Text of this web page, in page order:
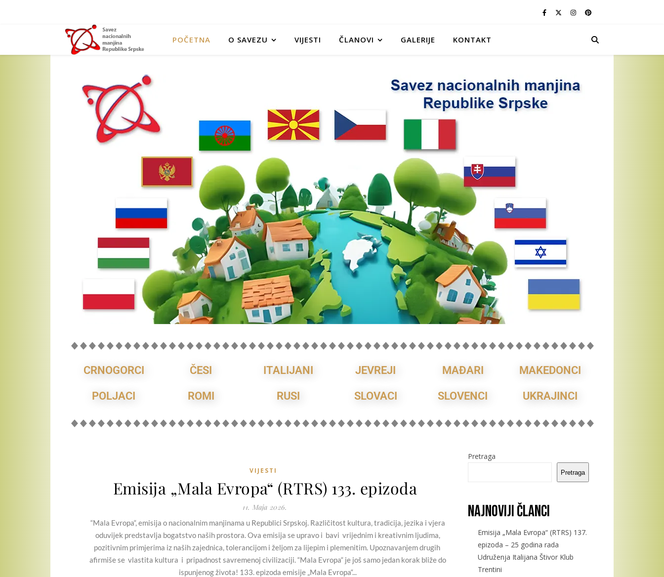
POČETNA O SAVEZU VIJESTI ČLANOVI GALERIJE KONTAKT
CRNOGORCI ČESI ITALIJANI JEVREJI MAĐARI MAKEDONCI
POLJACI ROMI RUSI SLOVACI SLOVENCI UKRAJINCI
VIJESTI
Emisija „Mala Evropa“ (RTRS) 133. epizoda
11. Maja 2026.
“Mala Evropa“, emisija o nacionalnim manjinama u Republici Srpskoj. Različitost kultura, tradicija, jezika i vjera
oduvijek predstavlja bogatstvo naših prostora. Ova emisija se upravo i bavi vrijednim i kreativnim ljudima,
pozitivnim primjerima iz naših zajednica, tolerancijom i željom za lijepim i plemenitim. Upoznavanjem drugih
afirmiše se vlastita kultura i pripadnost savremenoj civilizaciji. “Mala Evropa“ je još samo jedan korak bliže do
ispunjenog života! 133. epizoda emisije „Mala Evropa“...
Pretraga
Pretraga
Najnoviji članci
Emisija „Mala Evropa“ (RTRS) 137.
epizoda – 25 godina rada
Udruženja Italijana Štivor Klub
Trentini